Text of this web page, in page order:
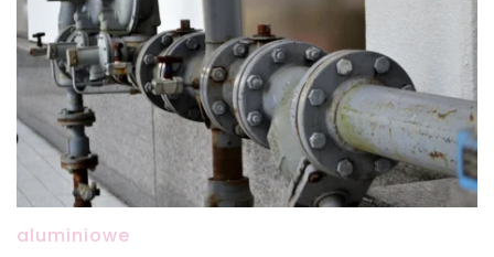
aluminiowe